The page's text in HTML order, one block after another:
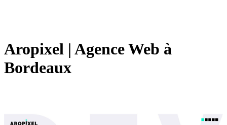
Aropixel | Agence Web à
Bordeaux